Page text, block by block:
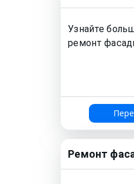
Узнайте
ремонт
Ремонт